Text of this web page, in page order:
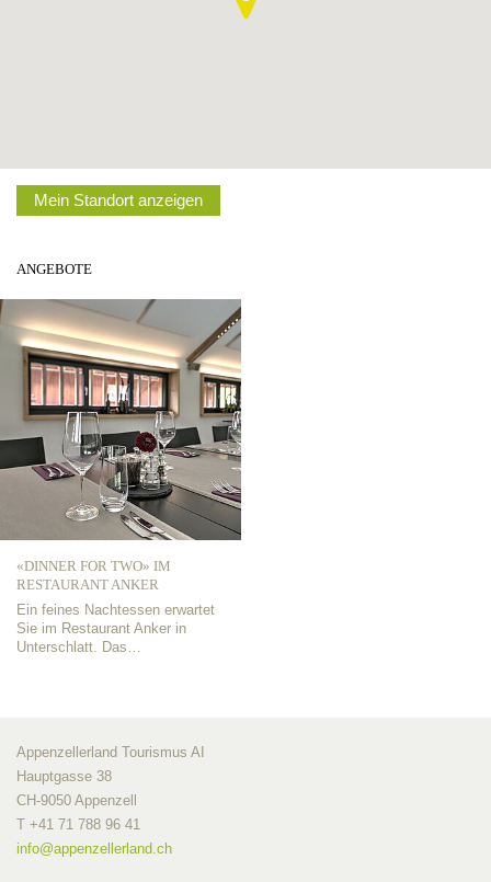
Mein Standort anzeigen
ANGEBOTE
«DINNER FOR TWO» IM
RESTAURANT ANKER
Ein feines Nachtessen erwartet
Sie im Restaurant Anker in
Unterschlatt. Das…
Appenzellerland Tourismus AI
Hauptgasse 38
CH-9050 Appenzell
T +41 71 788 96 41
info@appenzellerland.ch